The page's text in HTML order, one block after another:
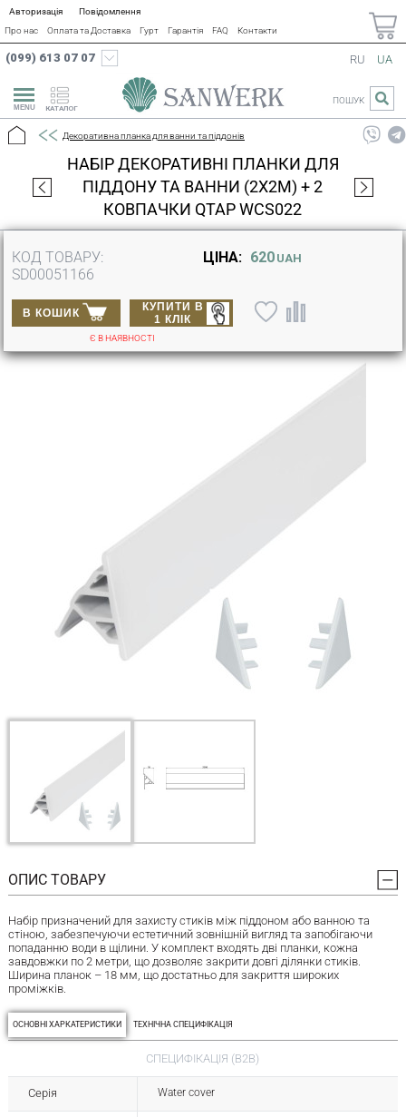
Авторизація
Повідомлення
Про нас
Оплата та Доставка Гурт Гарантія FAQ Контакти
(099) 613 07 07
КАТАЛОГ
RU UA
ПОШУК
Декоративна планка для ванни та піддонів
НАБІР ДЕКОРАТИВНІ ПЛАНКИ ДЛЯ
ПІДДОНУ ТА ВАННИ (2X2М) + 2
КОВПАЧКИ QTAP WCS022
КОД ТОВАРУ:
SD00051166
ЦІНА: 620 UAH
В КОШИК
КУПИТИ В
1 КЛІК
Є В НАЯВНОСТІ
ОПИС ТОВАРУ
Набір призначений для захисту стиків між піддоном або ванною та
стіною, забезпечуючи естетичний зовнішній вигляд та запобігаючи
попаданню води в щілини. У комплект входять дві планки, кожна
завдовжки по 2 метри, що дозволяє закрити довгі ділянки стиків.
Ширина планок – 18 мм, що достатньо для закриття широких
проміжків.
ОСНОВНІ ХАРКАТЕРИСТИКИ ТЕХНІЧНА СПЕЦИФІКАЦІЯ
СПЕЦИФІКАЦІЯ (B2B)
Серія Water cover